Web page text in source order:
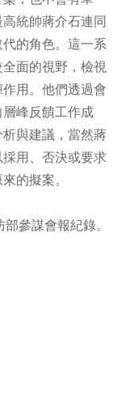
統帥蔣介石連同
的角色。這一系
面的視野，檢視
用。他們透過會
峰反饋工作成
與建議，當然蔣
用、否決或要求
的擬案。
參謀會報紀錄。